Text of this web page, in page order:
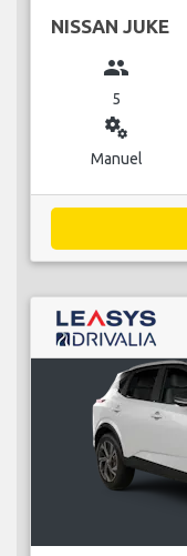
NISSAN JUKE
group
5
miscellaneous_services
Manuel